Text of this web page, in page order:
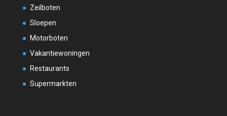
Zeilboten
Sloepen
Motorboten
Vakantiewoningen
Restaurants
Supermarkten